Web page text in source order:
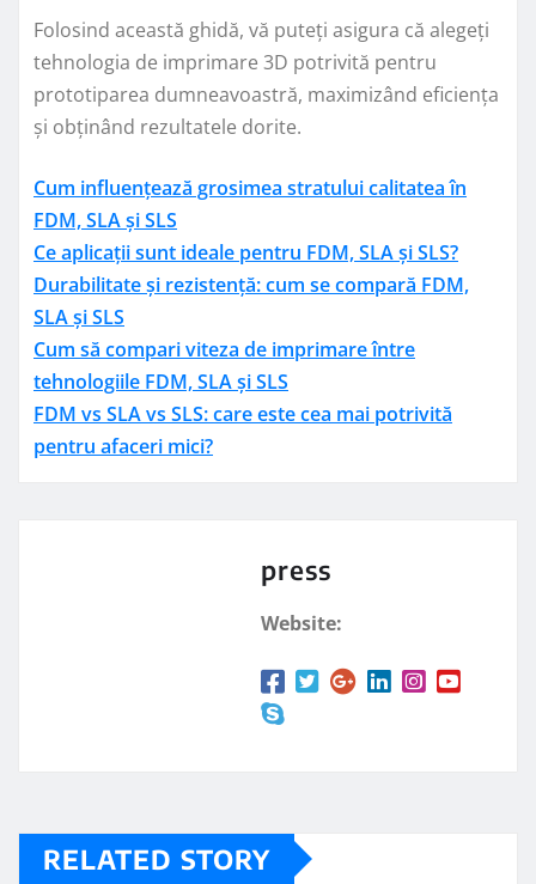
Folosind această ghidă, vă puteți asigura că alegeți
tehnologia de imprimare 3D potrivită pentru
prototiparea dumneavoastră, maximizând eficiența
și obținând rezultatele dorite.
Cum influențează grosimea stratului calitatea în
FDM, SLA și SLS
Ce aplicații sunt ideale pentru FDM, SLA și SLS?
Durabilitate și rezistență: cum se compară FDM,
SLA și SLS
Cum să compari viteza de imprimare între
tehnologiile FDM, SLA și SLS
FDM vs SLA vs SLS: care este cea mai potrivită
pentru afaceri mici?
press
Website:
RELATED STORY